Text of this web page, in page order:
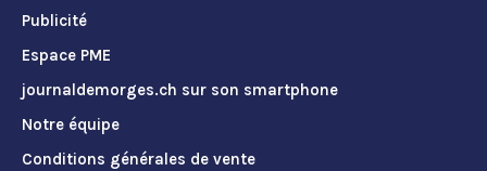
Publicité
Espace PME
journaldemorges.ch sur son smartphone
Notre équipe
Conditions générales de vente